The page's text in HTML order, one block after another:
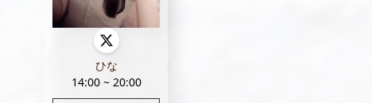
ひな
14:00 ~ 20:00